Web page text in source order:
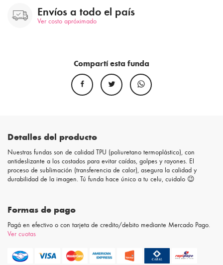
Envíos a todo el país
Ver costo apróximado
Compartí esta funda
Detalles del producto
Nuestras fundas son de calidad TPU (poliuretano termoplástico), con
antideslizante a los costados para evitar caídas, golpes y rayones. El
proceso de sublimación (transferencia de calor), asegura la calidad y
durabilidad de la imagen. Tú funda hace único a tu celu, cuidalo 😉
Formas de pago
Pagá en efectivo o con tarjeta de credito/debito mediante Mercado Pago.
Ver cuotas